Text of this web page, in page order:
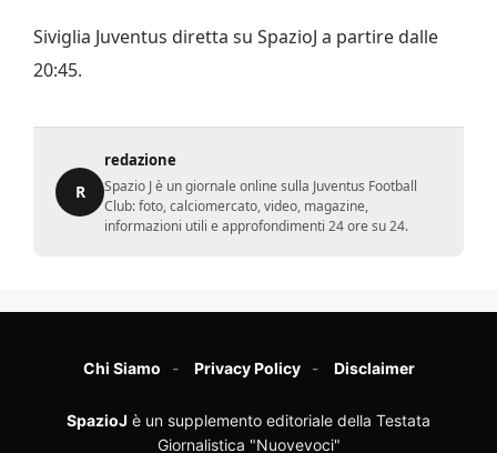
Siviglia Juventus diretta su SpazioJ a partire dalle
20:45.
R
redazione
Spazio J è un giornale online sulla Juventus Football
Club: foto, calciomercato, video, magazine,
informazioni utili e approfondimenti 24 ore su 24.
Chi Siamo Privacy Policy Disclaimer
SpazioJ è un supplemento editoriale della Testata
Giornalistica "Nuovevoci"